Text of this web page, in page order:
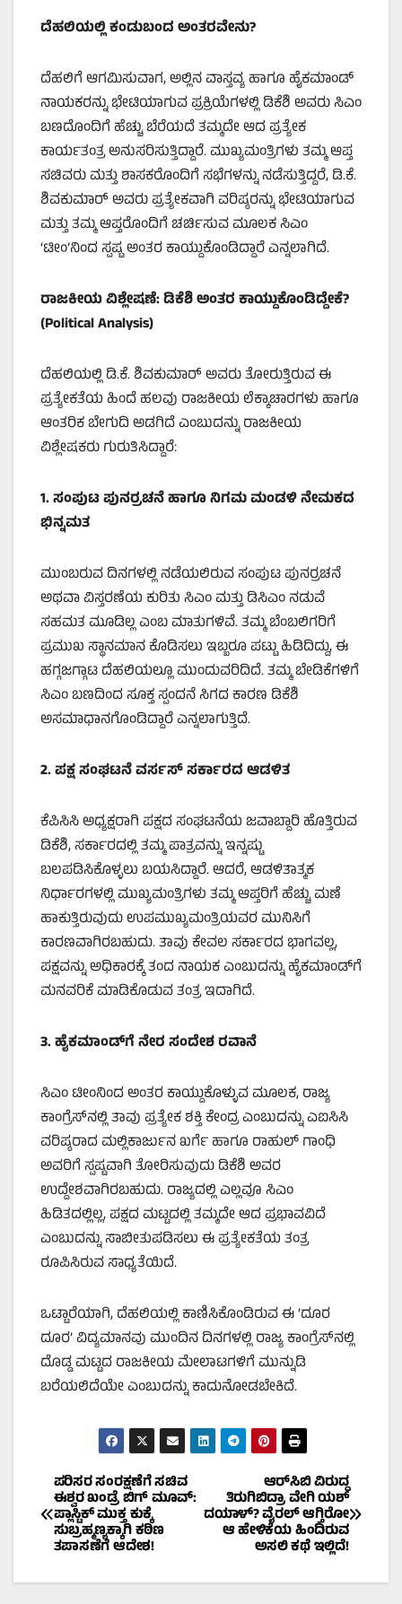
ದೆಹಲಿಯಲ್ಲಿ ಕಂಡುಬಂದ ಅಂತರವೇನು?
ದೆಹಲಿಗೆ ಆಗಮಿಸುವಾಗ, ಅಲ್ಲಿನ ವಾಸ್ತವ್ಯ ಹಾಗೂ ಹೈಕಮಾಂಡ್
ನಾಯಕರನ್ನು ಭೇಟಿಯಾಗುವ ಪ್ರಕ್ರಿಯೆಗಳಲ್ಲಿ ಡಿಕೆಶಿ ಅವರು ಸಿಎಂ
ಬಣದೊಂದಿಗೆ ಹೆಚ್ಚು ಬೆರೆಯದೆ ತಮ್ಮದೇ ಆದ ಪ್ರತ್ಯೇಕ
ಕಾರ್ಯತಂತ್ರ ಅನುಸರಿಸುತ್ತಿದ್ದಾರೆ. ಮುಖ್ಯಮಂತ್ರಿಗಳು ತಮ್ಮ ಆಪ್ತ
ಸಚಿವರು ಮತ್ತು ಶಾಸಕರೊಂದಿಗೆ ಸಭೆಗಳನ್ನು ನಡೆಸುತ್ತಿದ್ದರೆ, ಡಿ.ಕೆ.
ಶಿವಕುಮಾರ್ ಅವರು ಪ್ರತ್ಯೇಕವಾಗಿ ವರಿಷ್ಠರನ್ನು ಭೇಟಿಯಾಗುವ
ಮತ್ತು ತಮ್ಮ ಆಪ್ತರೊಂದಿಗೆ ಚರ್ಚಿಸುವ ಮೂಲಕ ಸಿಎಂ
‘ಟೀಂ’ನಿಂದ ಸ್ಪಷ್ಟ ಅಂತರ ಕಾಯ್ದುಕೊಂಡಿದ್ದಾರೆ ಎನ್ನಲಾಗಿದೆ.
ರಾಜಕೀಯ ವಿಶ್ಲೇಷಣೆ: ಡಿಕೆಶಿ ಅಂತರ ಕಾಯ್ದುಕೊಂಡಿದ್ದೇಕೆ?
(Political Analysis)
ದೆಹಲಿಯಲ್ಲಿ ಡಿ.ಕೆ. ಶಿವಕುಮಾರ್ ಅವರು ತೋರುತ್ತಿರುವ ಈ
ಪ್ರತ್ಯೇಕತೆಯ ಹಿಂದೆ ಹಲವು ರಾಜಕೀಯ ಲೆಕ್ಕಾಚಾರಗಳು ಹಾಗೂ
ಆಂತರಿಕ ಬೇಗುದಿ ಅಡಗಿದೆ ಎಂಬುದನ್ನು ರಾಜಕೀಯ
ವಿಶ್ಲೇಷಕರು ಗುರುತಿಸಿದ್ದಾರೆ:
1.ಸಂಪುಟ ಪುನರ್ರಚನೆ ಹಾಗೂ ನಿಗಮ ಮಂಡಳಿ ನೇಮಕದ
ಭಿನ್ನಮತ
ಮುಂಬರುವ ದಿನಗಳಲ್ಲಿ ನಡೆಯಲಿರುವ ಸಂಪುಟ ಪುನರ್ರಚನೆ
ಅಥವಾ ವಿಸ್ತರಣೆಯ ಕುರಿತು ಸಿಎಂ ಮತ್ತು ಡಿಸಿಎಂ ನಡುವೆ
ಸಹಮತ ಮೂಡಿಲ್ಲ ಎಂಬ ಮಾತುಗಳಿವೆ. ತಮ್ಮ ಬೆಂಬಲಿಗರಿಗೆ
ಪ್ರಮುಖ ಸ್ಥಾನಮಾನ ಕೊಡಿಸಲು ಇಬ್ಬರೂ ಪಟ್ಟು ಹಿಡಿದಿದ್ದು, ಈ
ಹಗ್ಗಜಗ್ಗಾಟ ದೆಹಲಿಯಲ್ಲೂ ಮುಂದುವರಿದಿದೆ. ತಮ್ಮ ಬೇಡಿಕೆಗಳಿಗೆ
ಸಿಎಂ ಬಣದಿಂದ ಸೂಕ್ತ ಸ್ಪಂದನೆ ಸಿಗದ ಕಾರಣ ಡಿಕೆಶಿ
ಅಸಮಾಧಾನಗೊಂಡಿದ್ದಾರೆ ಎನ್ನಲಾಗುತ್ತಿದೆ.
2.ಪಕ್ಷ ಸಂಘಟನೆ ವರ್ಸಸ್ ಸರ್ಕಾರದ ಆಡಳಿತ
ಕೆಪಿಸಿಸಿ ಅಧ್ಯಕ್ಷರಾಗಿ ಪಕ್ಷದ ಸಂಘಟನೆಯ ಜವಾಬ್ದಾರಿ ಹೊತ್ತಿರುವ
ಡಿಕೆಶಿ, ಸರ್ಕಾರದಲ್ಲಿ ತಮ್ಮ ಪಾತ್ರವನ್ನು ಇನ್ನಷ್ಟು
ಬಲಪಡಿಸಿಕೊಳ್ಳಲು ಬಯಸಿದ್ದಾರೆ. ಆದರೆ, ಆಡಳಿತಾತ್ಮಕ
ನಿರ್ಧಾರಗಳಲ್ಲಿ ಮುಖ್ಯಮಂತ್ರಿಗಳು ತಮ್ಮ ಆಪ್ತರಿಗೆ ಹೆಚ್ಚು ಮಣೆ
ಹಾಕುತ್ತಿರುವುದು ಉಪಮುಖ್ಯಮಂತ್ರಿಯವರ ಮುನಿಸಿಗೆ
ಕಾರಣವಾಗಿರಬಹುದು. ತಾವು ಕೇವಲ ಸರ್ಕಾರದ ಭಾಗವಲ್ಲ,
ಪಕ್ಷವನ್ನು ಅಧಿಕಾರಕ್ಕೆ ತಂದ ನಾಯಕ ಎಂಬುದನ್ನು ಹೈಕಮಾಂಡ್‌ಗೆ
ಮನವರಿಕೆ ಮಾಡಿಕೊಡುವ ತಂತ್ರ ಇದಾಗಿದೆ.
3.ಹೈಕಮಾಂಡ್‌ಗೆ ನೇರ ಸಂದೇಶ ರವಾನೆ
ಸಿಎಂ ಟೀಂನಿಂದ ಅಂತರ ಕಾಯ್ದುಕೊಳ್ಳುವ ಮೂಲಕ, ರಾಜ್ಯ
ಕಾಂಗ್ರೆಸ್‌ನಲ್ಲಿ ತಾವು ಪ್ರತ್ಯೇಕ ಶಕ್ತಿ ಕೇಂದ್ರ ಎಂಬುದನ್ನು ಎಐಸಿಸಿ
ವರಿಷ್ಠರಾದ ಮಲ್ಲಿಕಾರ್ಜುನ ಖರ್ಗೆ ಹಾಗೂ ರಾಹುಲ್ ಗಾಂಧಿ
ಅವರಿಗೆ ಸ್ಪಷ್ಟವಾಗಿ ತೋರಿಸುವುದು ಡಿಕೆಶಿ ಅವರ
ಉದ್ದೇಶವಾಗಿರಬಹುದು. ರಾಜ್ಯದಲ್ಲಿ ಎಲ್ಲವೂ ಸಿಎಂ
ಹಿಡಿತದಲ್ಲಿಲ್ಲ, ಪಕ್ಷದ ಮಟ್ಟದಲ್ಲಿ ತಮ್ಮದೇ ಆದ ಪ್ರಭಾವವಿದೆ
ಎಂಬುದನ್ನು ಸಾಬೀತುಪಡಿಸಲು ಈ ಪ್ರತ್ಯೇಕತೆಯ ತಂತ್ರ
ರೂಪಿಸಿರುವ ಸಾಧ್ಯತೆಯಿದೆ.
ಒಟ್ಟಾರೆಯಾಗಿ, ದೆಹಲಿಯಲ್ಲಿ ಕಾಣಿಸಿಕೊಂಡಿರುವ ಈ ‘ದೂರ
ದೂರ’ ವಿದ್ಯಮಾನವು ಮುಂದಿನ ದಿನಗಳಲ್ಲಿ ರಾಜ್ಯ ಕಾಂಗ್ರೆಸ್‌ನಲ್ಲಿ
ದೊಡ್ಡ ಮಟ್ಟದ ರಾಜಕೀಯ ಮೇಲಾಟಗಳಿಗೆ ಮುನ್ನುಡಿ
ಬರೆಯಲಿದೆಯೇ ಎಂಬುದನ್ನು ಕಾದುನೋಡಬೇಕಿದೆ.
Post
navigation
ಆರ್‌ಸಿಬಿ ವಿರುದ್ಧ
ತಿರುಗಿಬಿದ್ರಾ ವೇಗಿ ಯಶ್
ದಯಾಳ್? ವೈರಲ್ ಆಗ್ತಿರೋ
ಆ ಹೇಳಿಕೆಯ ಹಿಂದಿರುವ
ಅಸಲಿ ಕಥೆ ಇಲ್ಲಿದೆ!
ಪರಿಸರ ಸಂರಕ್ಷಣೆಗೆ ಸಚಿವ
ಈಶ್ವರ ಖಂಡ್ರೆ ಬಿಗ್ ಮೂವ್:
ಪ್ಲಾಸ್ಟಿಕ್ ಮುಕ್ತ ಕುಕ್ಕೆ
ಸುಬ್ರಹ್ಮಣ್ಯಕ್ಕಾಗಿ ಕಠಿಣ
ತಪಾಸಣೆಗೆ ಆದೇಶ!